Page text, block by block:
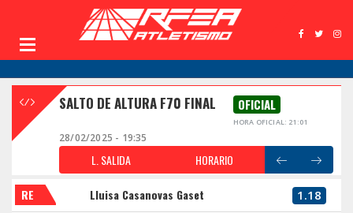
SALTO DE ALTURA F70 FINAL OFICIAL
HORA OFICIAL: 21:01
28/02/2025 - 19:35
L. SALIDA HORARIO
RE Lluisa Casanovas Gaset 1.18